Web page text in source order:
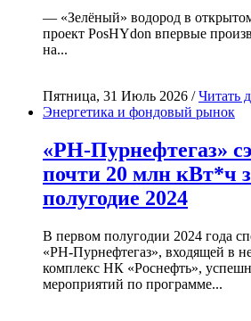
— «Зелёный» водород в
проект PosHYdon впервые
на...
Пятница, 31 Июль 2026 /Читать
Энергетика и фондовый рынок
«РН-Пурнефтегаз»
почти 20 млн кВт*ч
полугодие 2024
В первом полугодии 2024 года
«РН-Пурнефтегаз», входящей в
комплекс НК «Роснефть»,
мероприятий по программе...